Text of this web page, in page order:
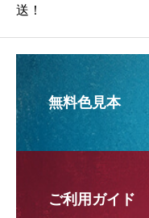
送！
無料色見本
ご利用ガイド